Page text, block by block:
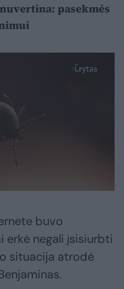
pasekmės
buvo
erkė negali įsisiurbti
situacija atrodė